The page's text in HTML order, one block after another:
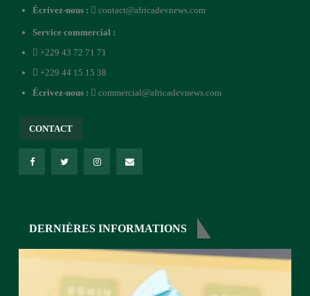
Écrivez-nous : contact@africadevnews.com
Service commercial :
+229 43 72 71 71
+229 44 15 15 38
Écrivez-nous :
commercial@africadevnews.com
CONTACT
DERNIÈRES INFORMATIONS